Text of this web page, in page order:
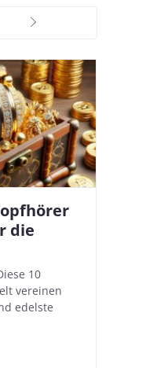
die
10
vereinen
edelste
und iOS
neue
Pro 2
Kopfhörer
In wenigen